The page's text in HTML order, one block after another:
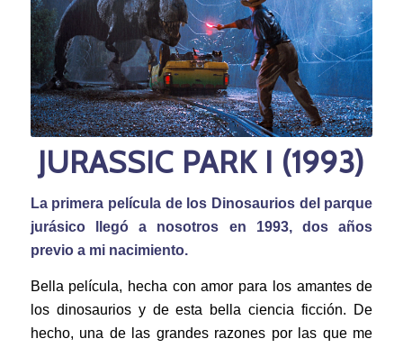
JURASSIC PARK I (1993)
La primera película de los Dinosaurios del parque
jurásico llegó a nosotros en 1993, dos años
previo a mi nacimiento.
Bella película, hecha con amor para los amantes de
los dinosaurios y de esta bella ciencia ficción. De
hecho, una de las grandes razones por las que me